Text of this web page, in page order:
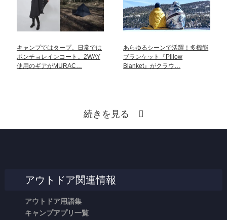
キャンプではタープ。日常では
ポンチョレインコート。2WAY
使用のギアがMURAC…
あらゆるシーンで活躍！多機能
ブランケット『Pillow
Blanket』がクラウ…
続きを見る
アウトドア関連情報
アウトドア用語集
キャンプアプリ一覧